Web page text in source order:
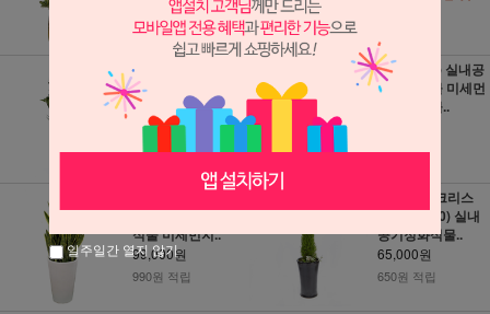
84,000원
840원 적립 790원 적립
금전수 돈나무 시
멘트화분 (RI_26)
축하화분배달..
89,000원
율마 (zt70) 실내공
기정화식물 미세먼
지정화식물..
산세베리아3호(zt
53) 실내공기정화
식물 미세먼지..
99,000원
990원 적립
율마(골드크리스
트)A (zt_10) 실내
공기정화식물..
65,000원
650원 적립
일주일간 열지 않기